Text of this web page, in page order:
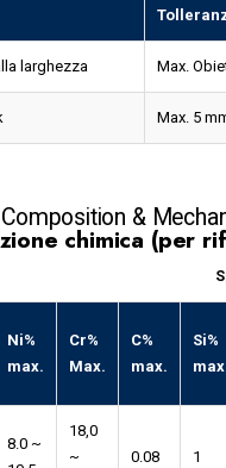
larghezza Max.
Max. 5
&
chimica (per
Ni%
max.
Cr%
Max.
C%
max.
Si%
8.0 ~
18,0
~
0.08 1